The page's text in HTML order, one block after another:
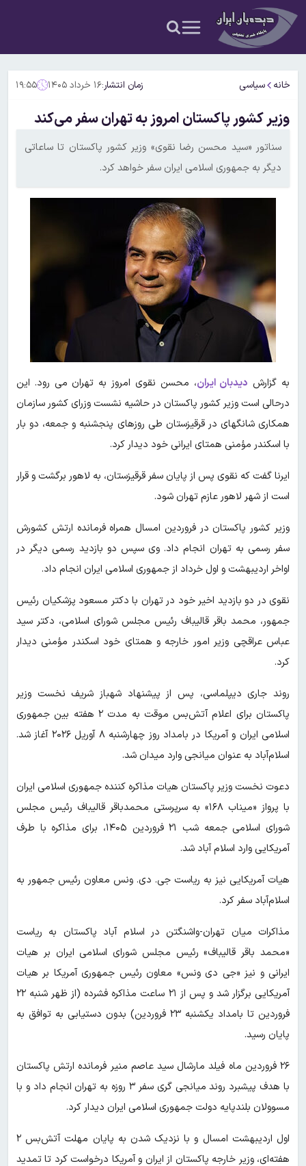
خانه سیاسی زمان انتشار:۱۶ خرداد ۱۴۰۵ ۱۹:۵۵
وزیر کشور پاکستان امروز به تهران سفر می‌کند
سناتور «سید محسن رضا نقوی» وزیر کشور پاکستان تا ساعاتی
دیگر به جمهوری اسلامی ایران سفر خواهد کرد.
به گزارش دیدبان ایران، محسن نقوی امروز به تهران می رود. این
درحالی است وزیر کشور پاکستان در حاشیه نشست وزرای کشور سازمان
همکاری شانگهای در قرقیزستان طی روزهای پنجشنبه و جمعه، دو بار
با اسکندر مؤمنی همتای ایرانی خود دیدار کرد.
ایرنا گفت که نقوی پس از پایان سفر قرقیزستان، به لاهور برگشت و قرار
است از شهر لاهور عازم تهران شود.
وزیر کشور پاکستان در فروردین امسال همراه فرمانده ارتش کشورش
سفر رسمی به تهران انجام داد. وی سپس دو بازدید رسمی دیگر در
اواخر اردیبهشت و اول خرداد از جمهوری اسلامی ایران انجام داد.
نقوی در دو بازدید اخیر خود در تهران با دکتر مسعود پزشکیان رئیس
جمهور، محمد باقر قالیباف رئیس مجلس شورای اسلامی، دکتر سید
عباس عراقچی وزیر امور خارجه و همتای خود اسکندر مؤمنی دیدار
کرد.
روند جاری دیپلماسی، پس از پیشنهاد شهباز شریف نخست وزیر
پاکستان برای اعلام آتش‌بس موقت به مدت ۲ هفته بین جمهوری
اسلامی ایران و آمریکا در بامداد روز چهارشنبه ۸ آوریل ۲۰۲۶ آغاز شد.
اسلام‌آباد به عنوان میانجی وارد میدان شد.
دعوت نخست وزیر پاکستان هیات مذاکره کننده جمهوری اسلامی ایران
با پرواز «میناب ۱۶۸» به سرپرستی محمدباقر قالیباف رئیس مجلس
شورای اسلامی جمعه شب ۲۱ فروردین ۱۴۰۵، برای مذاکره با طرف
آمریکایی وارد اسلام آباد شد.
هیات آمریکایی نیز به ریاست جی. دی. ونس معاون رئیس جمهور به
اسلام‌آباد سفر کرد.
مذاکرات میان تهران-واشنگتن در اسلام آباد پاکستان به ریاست
«محمد باقر قالیباف» رئیس مجلس شورای اسلامی ایران بر هیات
ایرانی و نیز «جی دی ونس» معاون رئیس جمهوری آمریکا بر هیات
آمریکایی برگزار شد و پس از ۲۱ ساعت مذاکره فشرده (از ظهر شنبه ۲۲
فروردین تا بامداد یکشنبه ۲۳ فروردین) بدون دستیابی به توافق به
پایان رسید.
۲۶ فروردین ماه فیلد مارشال سید عاصم منیر فرمانده ارتش پاکستان
با هدف پیشبرد روند میانجی گری سفر ۳ روزه به تهران انجام داد و با
مسوولان بلندپایه دولت جمهوری اسلامی ایران دیدار ‌کرد.
اول اردیبهشت امسال و با نزدیک شدن به پایان مهلت آتش‌بس ۲
هفته‌ای، وزیر خارجه پاکستان از ایران و آمریکا درخواست کرد تا تمدید